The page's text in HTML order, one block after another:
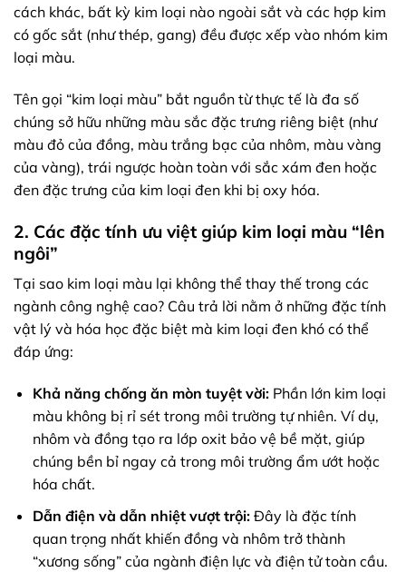
cách khác, bất kỳ kim loại nào ngoài sắt và các hợp kim
có gốc sắt (như thép, gang) đều được xếp vào nhóm kim
loại màu.
Tên gọi “kim loại màu” bắt nguồn từ thực tế là đa số
chúng sở hữu những màu sắc đặc trưng riêng biệt (như
màu đỏ của đồng, màu trắng bạc của nhôm, màu vàng
của vàng), trái ngược hoàn toàn với sắc xám đen hoặc
đen đặc trưng của kim loại đen khi bị oxy hóa.
2. Các đặc tính ưu việt giúp kim loại màu “lên
ngôi”
Tại sao kim loại màu lại không thể thay thế trong các
ngành công nghệ cao? Câu trả lời nằm ở những đặc tính
vật lý và hóa học đặc biệt mà kim loại đen khó có thể
đáp ứng:
Khả năng chống ăn mòn tuyệt vời:Phần lớn kim loại
màu không bị rỉ sét trong môi trường tự nhiên. Ví dụ,
nhôm và đồng tạo ra lớp oxit bảo vệ bề mặt, giúp
chúng bền bỉ ngay cả trong môi trường ẩm ướt hoặc
hóa chất.
Dẫn điện và dẫn nhiệt vượt trội:Đây là đặc tính
quan trọng nhất khiến đồng và nhôm trở thành
“xương sống” của ngành điện lực và điện tử toàn cầu.